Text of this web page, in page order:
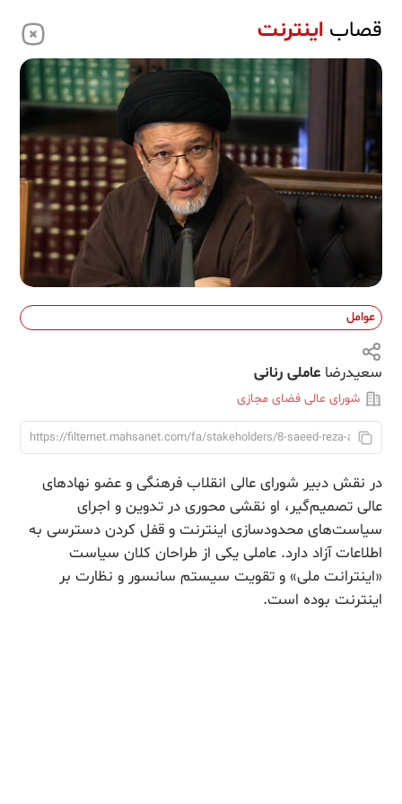
قصاب اینترنت
عوامل
سعیدرضا عاملی رنانی
شورای عالی فضای مجازی
در نقش دبیر شورای عالی انقلاب فرهنگی و عضو نهادهای
عالی تصمیم‌گیر، او نقشی محوری در تدوین و اجرای
سیاست‌های محدودسازی اینترنت و قفل کردن دسترسی به
اطلاعات آزاد دارد. عاملی یکی از طراحان کلان سیاست
«اینترانت ملی» و تقویت سیستم‌ سانسور و نظارت بر
اینترنت بوده است.